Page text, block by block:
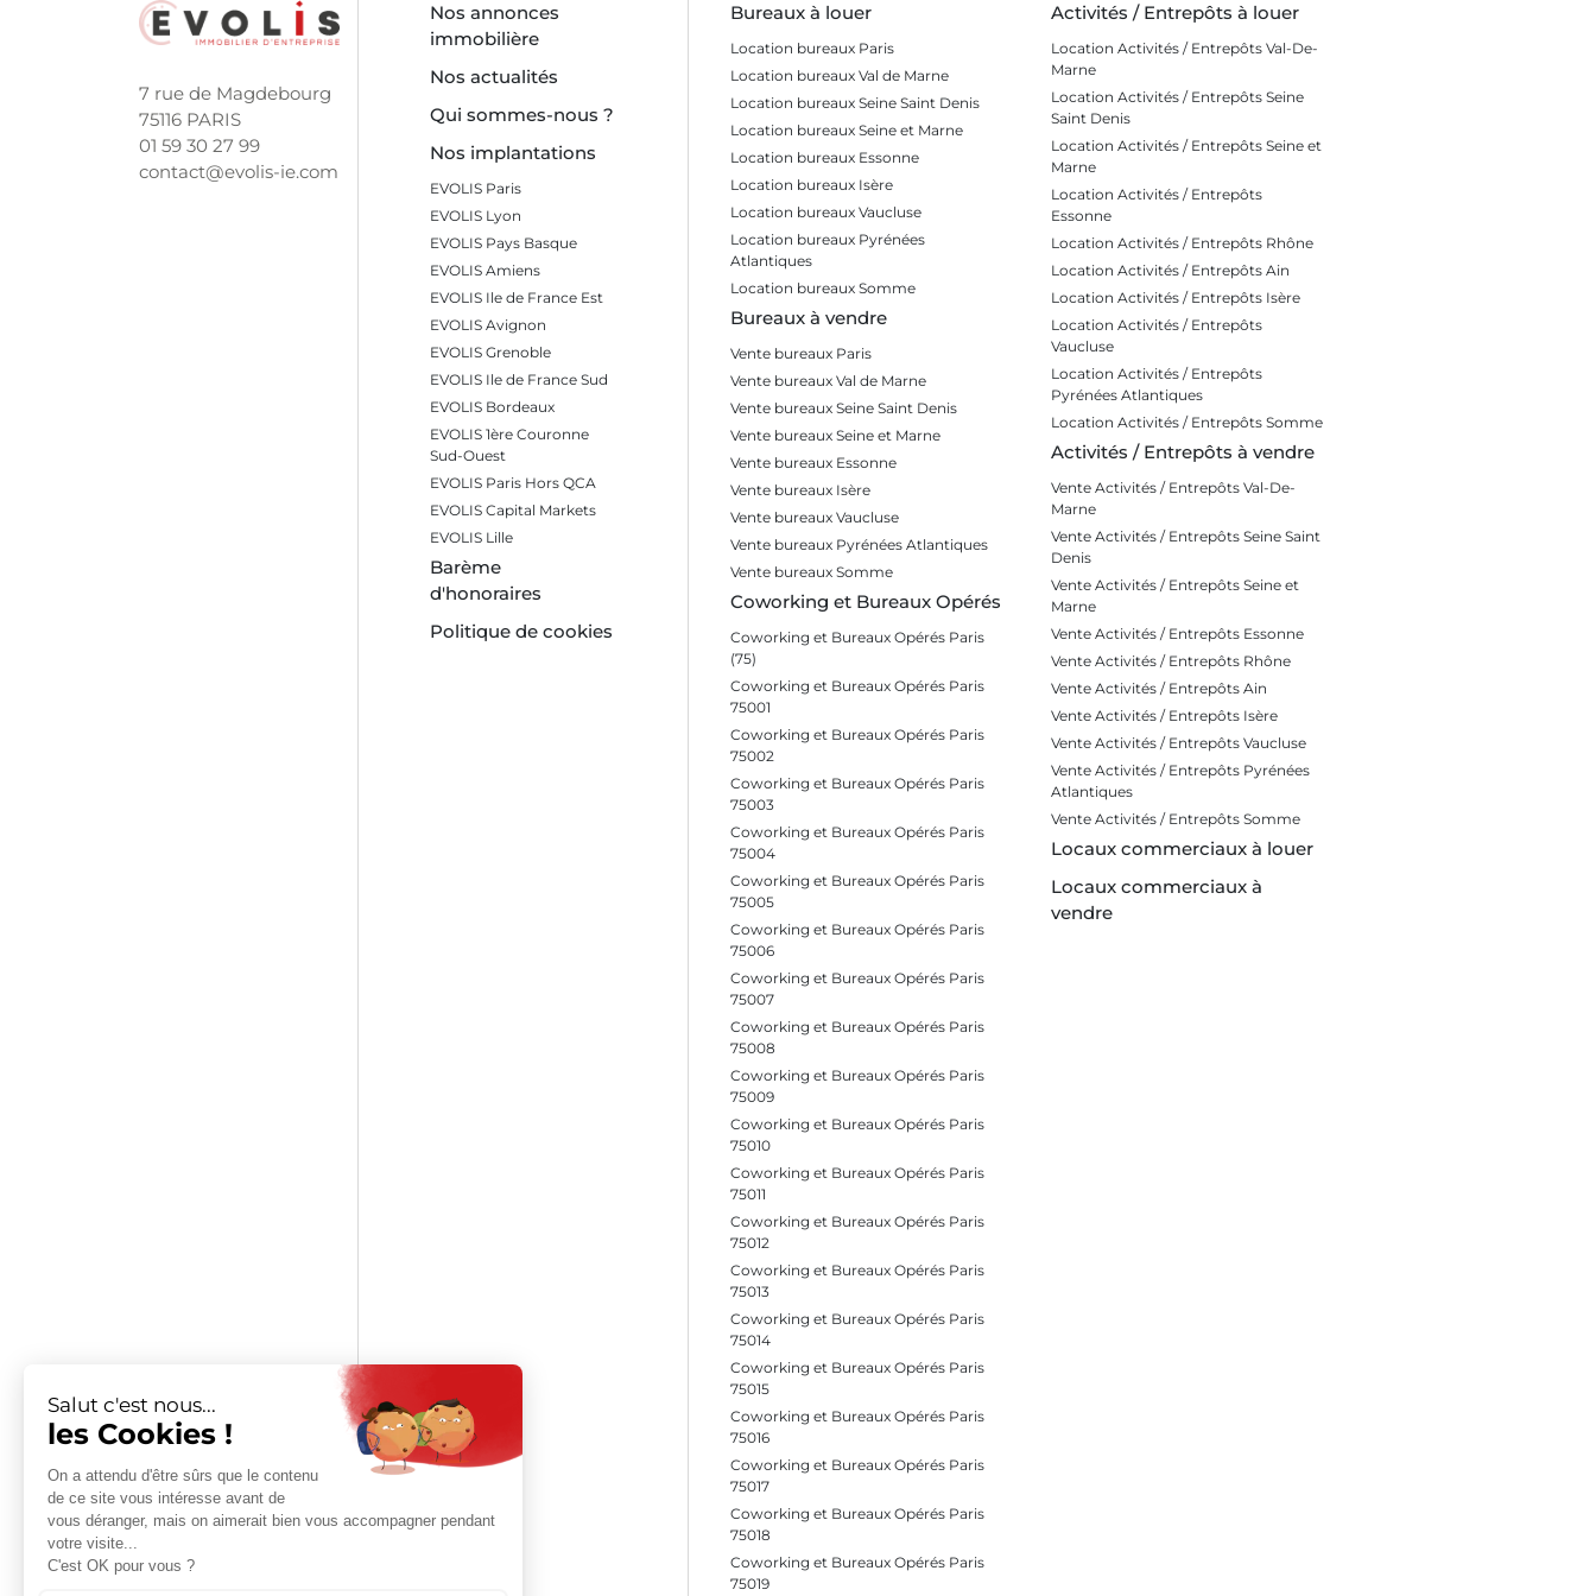
7 rue de Magdebourg
75116 PARIS
01 59 30 27 99
contact@evolis-ie.com
Nos annonces
immobilière
Nos actualités
Qui sommes-nous ?
Nos implantations
EVOLIS Paris
EVOLIS Lyon
EVOLIS Pays Basque
EVOLIS Amiens
EVOLIS Ile de France Est
EVOLIS Avignon
EVOLIS Grenoble
EVOLIS Ile de France Sud
EVOLIS Bordeaux
EVOLIS 1ère Couronne
Sud-Ouest
EVOLIS Paris Hors QCA
EVOLIS Capital Markets
EVOLIS Lille
Barème
d'honoraires
Politique de cookies
Bureaux à louer
Location bureaux Paris
Location bureaux Val de Marne
Location bureaux Seine Saint Denis
Location bureaux Seine et Marne
Location bureaux Essonne
Location bureaux Isère
Location bureaux Vaucluse
Location bureaux Pyrénées
Atlantiques
Location bureaux Somme
Bureaux à vendre
Vente bureaux Paris
Vente bureaux Val de Marne
Vente bureaux Seine Saint Denis
Vente bureaux Seine et Marne
Vente bureaux Essonne
Vente bureaux Isère
Vente bureaux Vaucluse
Vente bureaux Pyrénées Atlantiques
Vente bureaux Somme
Coworking et Bureaux Opérés
Coworking et Bureaux Opérés Paris
(75)
Coworking et Bureaux Opérés Paris
75001
Coworking et Bureaux Opérés Paris
75002
Coworking et Bureaux Opérés Paris
75003
Coworking et Bureaux Opérés Paris
75004
Coworking et Bureaux Opérés Paris
75005
Coworking et Bureaux Opérés Paris
75006
Coworking et Bureaux Opérés Paris
75007
Coworking et Bureaux Opérés Paris
75008
Coworking et Bureaux Opérés Paris
75009
Coworking et Bureaux Opérés Paris
75010
Coworking et Bureaux Opérés Paris
75011
Coworking et Bureaux Opérés Paris
75012
Coworking et Bureaux Opérés Paris
75013
Coworking et Bureaux Opérés Paris
75014
Coworking et Bureaux Opérés Paris
75015
Coworking et Bureaux Opérés Paris
75016
Coworking et Bureaux Opérés Paris
75017
Coworking et Bureaux Opérés Paris
75018
Coworking et Bureaux Opérés Paris
75019
Activités / Entrepôts à louer
Location Activités / Entrepôts Val-De-
Marne
Location Activités / Entrepôts Seine
Saint Denis
Location Activités / Entrepôts Seine et
Marne
Location Activités / Entrepôts
Essonne
Location Activités / Entrepôts Rhône
Location Activités / Entrepôts Ain
Location Activités / Entrepôts Isère
Location Activités / Entrepôts
Vaucluse
Location Activités / Entrepôts
Pyrénées Atlantiques
Location Activités / Entrepôts Somme
Activités / Entrepôts à vendre
Vente Activités / Entrepôts Val-De-
Marne
Vente Activités / Entrepôts Seine Saint
Denis
Vente Activités / Entrepôts Seine et
Marne
Vente Activités / Entrepôts Essonne
Vente Activités / Entrepôts Rhône
Vente Activités / Entrepôts Ain
Vente Activités / Entrepôts Isère
Vente Activités / Entrepôts Vaucluse
Vente Activités / Entrepôts Pyrénées
Atlantiques
Vente Activités / Entrepôts Somme
Locaux commerciaux à louer
Locaux commerciaux à
vendre